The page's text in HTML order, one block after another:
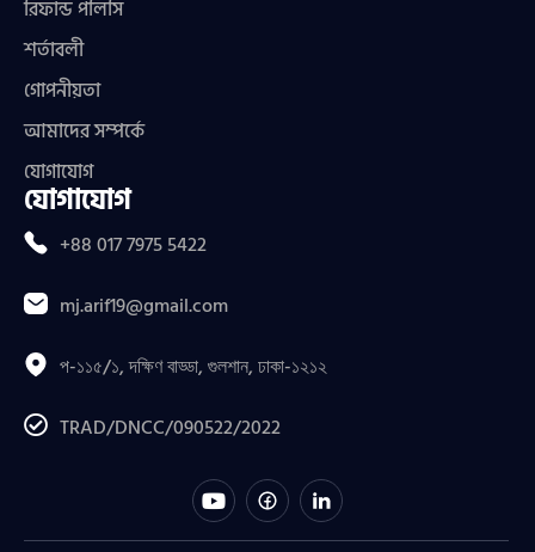
রিফান্ড পলিসি
শর্তাবলী
গোপনীয়তা
আমাদের সম্পর্কে
যোগাযোগ
যোগাযোগ
+88 017 7975 5422
mj.arif19@gmail.com
প-১১৫/১, দক্ষিণ বাড্ডা, গুলশান, ঢাকা-১২১২
TRAD/DNCC/090522/2022